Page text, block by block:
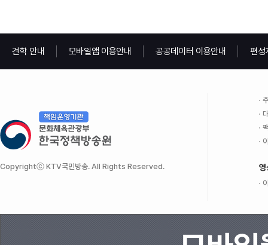
견학 안내 모바일앱 이용안내 공공데이터 이용안내 편성
Copyrightⓒ KTV국민방송. All Rights Reserved. 영